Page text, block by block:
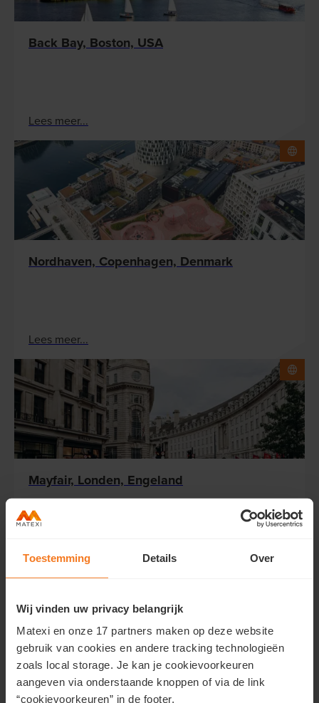
Toestemming Details Over
Wij vinden uw privacy belangrijk
Matexi en onze 17 partners maken op deze website
gebruik van cookies en andere tracking technologieën
zoals local storage. Je kan je cookievoorkeuren
aangeven via onderstaande knoppen of via de link
“cookievoorkeuren” in de footer.
Back Bay, Boston, USA
Lees meer...
Nordhaven, Copenhagen, Denmark
Lees meer...
Mayfair, Londen, Engeland
Lees meer...
Hackesche Höfe, Berlijn, Duitsland